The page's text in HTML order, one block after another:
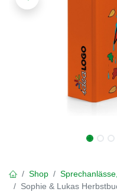
Shop
Sophie & Lukas